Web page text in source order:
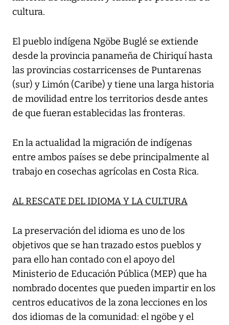
cultura.
El pueblo indígena Ngöbe Buglé se extiende
desde la provincia panameña de Chiriquí hasta
las provincias costarricenses de Puntarenas
(sur) y Limón (Caribe) y tiene una larga historia
de movilidad entre los territorios desde antes
de que fueran establecidas las fronteras.
En la actualidad la migración de indígenas
entre ambos países se debe principalmente al
trabajo en cosechas agrícolas en Costa Rica.
AL RESCATE DEL IDIOMA Y LA CULTURA
La preservación del idioma es uno de los
objetivos que se han trazado estos pueblos y
para ello han contado con el apoyo del
Ministerio de Educación Pública (MEP) que ha
nombrado docentes que pueden impartir en los
centros educativos de la zona lecciones en los
dos idiomas de la comunidad: el ngöbe y el